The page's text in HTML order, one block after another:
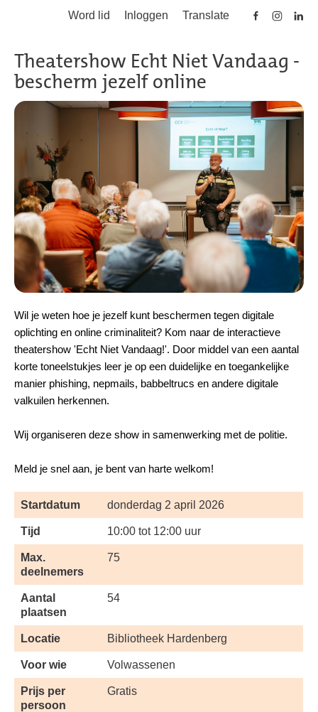
Word lid Inloggen Translate
Theatershow Echt Niet Vandaag -
bescherm jezelf online
Wil je weten hoe je jezelf kunt beschermen tegen digitale
oplichting en online criminaliteit? Kom naar de interactieve
theatershow 'Echt Niet Vandaag!'. Door middel van een aantal
korte toneelstukjes leer je op een duidelijke en toegankelijke
manier phishing, nepmails, babbeltrucs en andere digitale
valkuilen herkennen.
Wij organiseren deze show in samenwerking met de politie.
Meld je snel aan, je bent van harte welkom!
Startdatum donderdag 2 april 2026
Tijd 10:00 tot 12:00 uur
Max.
deelnemers
75
Aantal
plaatsen
54
Locatie Bibliotheek Hardenberg
Voor wie Volwassenen
Prijs per
persoon
Gratis